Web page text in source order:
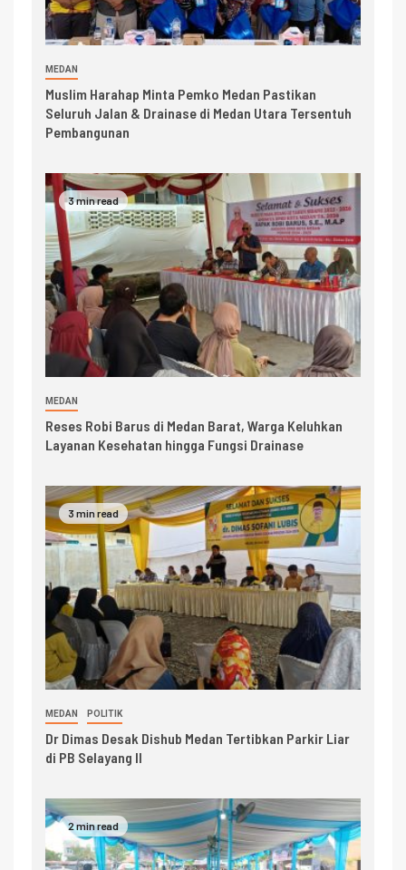
MEDAN
Muslim Harahap Minta Pemko Medan Pastikan
Seluruh Jalan & Drainase di Medan Utara Tersentuh
Pembangunan
3 min read
MEDAN
Reses Robi Barus di Medan Barat, Warga Keluhkan
Layanan Kesehatan hingga Fungsi Drainase
3 min read
MEDAN POLITIK
Dr Dimas Desak Dishub Medan Tertibkan Parkir Liar
di PB Selayang II
2 min read